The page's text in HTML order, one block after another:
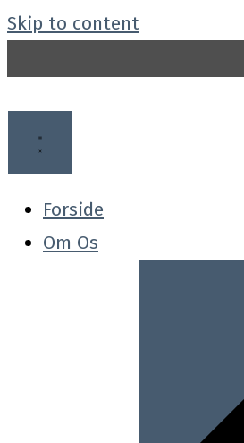
Skip to content
Forside
Om Os